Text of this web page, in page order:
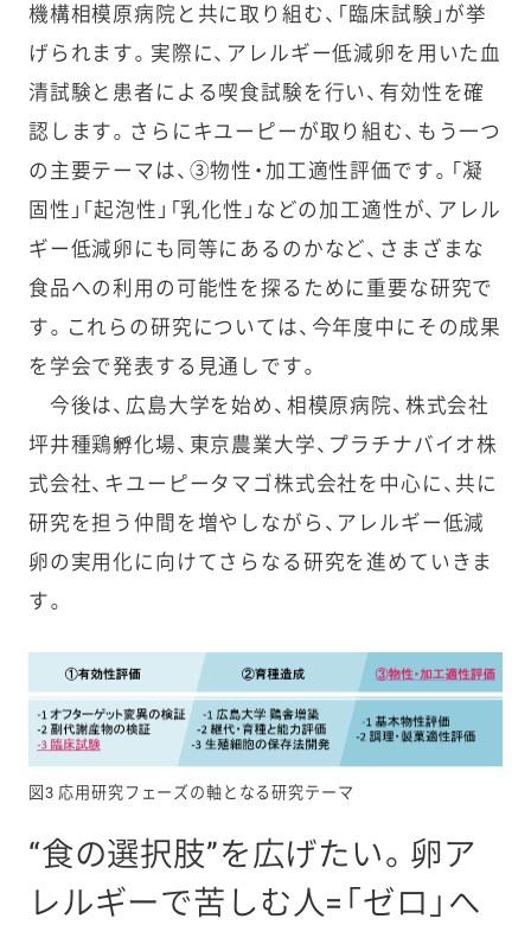
機構相模原病院と共に取り組む、「臨床試験」が挙
げられます。実際に、アレルギー低減卵を用いた血
清試験と患者による喫食試験を行い、有効性を確
認します。さらにキユーピーが取り組む、もう一つ
の主要テーマは、③物性・加工適性評価です。「凝
固性」「起泡性」「乳化性」などの加工適性が、アレル
ギー低減卵にも同等にあるのかなど、さまざまな
食品への利用の可能性を探るために重要な研究で
す。これらの研究については、今年度中にその成果
を学会で発表する見通しです。
今後は、広島大学を始め、相模原病院、株式会社
坪井種鶏孵化場、東京農業大学、プラチナバイオ株
式会社、キユーピータマゴ株式会社を中心に、共に
研究を担う仲間を増やしながら、アレルギー低減
卵の実用化に向けてさらなる研究を進めていきま
す。
図3 応用研究フェーズの軸となる研究テーマ
“食の選択肢”を広げたい。卵ア
レルギーで苦しむ人=「ゼロ」へ